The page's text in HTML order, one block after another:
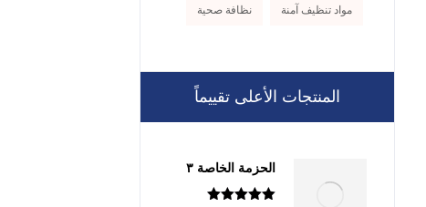
مواد تنظيف آمنة نظافة صحية
المنتجات الأعلى تقييماً
الحزمة الخاصة ٣